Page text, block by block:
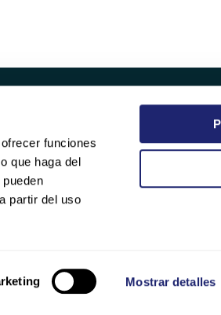
funciones
que haga del
partir del uso
Mostrar detalles
EMPRESA
QUIÉNES SOMOS
CALIDAD